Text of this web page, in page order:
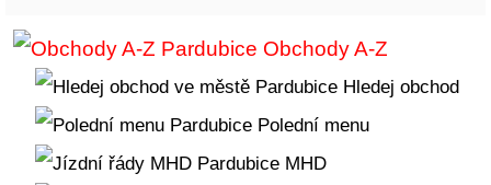
Obchody A-Z
Hledej obchod
Polední menu
MHD